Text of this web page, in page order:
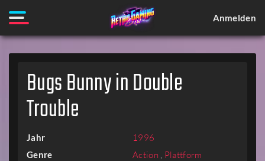
Anmelden
Bugs Bunny in Double
Trouble
Jahr 1996
Genre Action , Plattform